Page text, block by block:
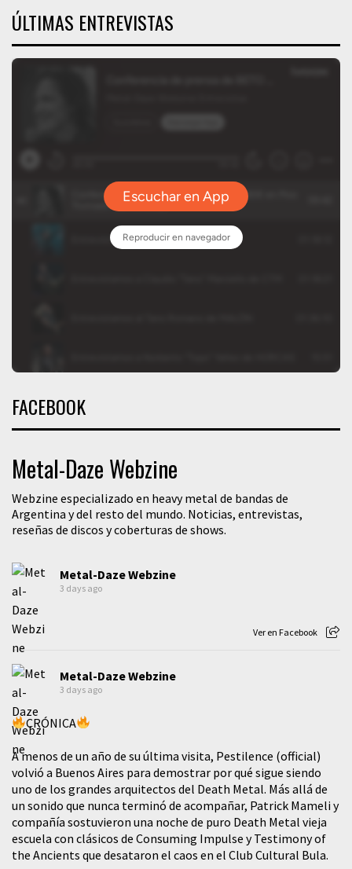
ÚLTIMAS ENTREVISTAS
FACEBOOK
Metal-Daze Webzine
Webzine especializado en heavy metal de bandas de
Argentina y del resto del mundo. Noticias, entrevistas,
reseñas de discos y coberturas de shows.
Metal-Daze Webzine
3 days ago
Ver en Facebook
Metal-Daze Webzine
3 days ago
CRÓNICA
A menos de un año de su última visita, Pestilence (official)
volvió a Buenos Aires para demostrar por qué sigue siendo
uno de los grandes arquitectos del Death Metal. Más allá de
un sonido que nunca terminó de acompañar, Patrick Mameli y
compañía sostuvieron una noche de puro Death Metal vieja
escuela con clásicos de Consuming Impulse y Testimony of
the Ancients que desataron el caos en el Club Cultural Bula.